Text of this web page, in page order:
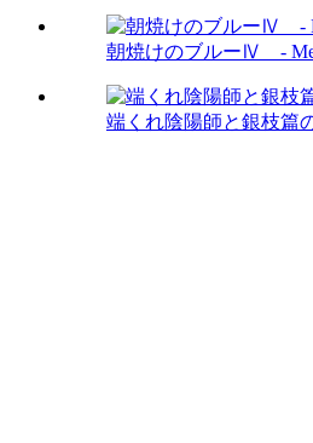
朝焼けのブルーⅣ -
端くれ陰陽師と銀枝篇